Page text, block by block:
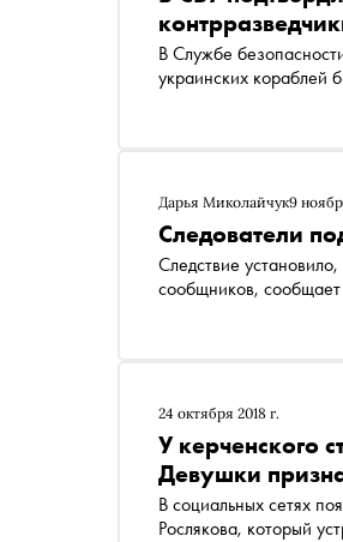
В Службе
украинских кораблей
Дарья Миколайчук9
Следователи
Следствие
сообщников, сообщает
24 октября 2018 г.
У керченского
Девушки
В социальных сетях
Рослякова, который